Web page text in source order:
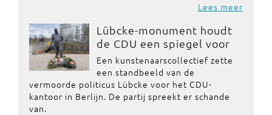
Lees meer
Lübcke-monument houdt
de CDU een spiegel voor
Een kunstenaarscollectief zette
een standbeeld van de
vermoorde politicus Lübcke voor het CDU-
kantoor in Berlijn. De partij spreekt er schande
van.